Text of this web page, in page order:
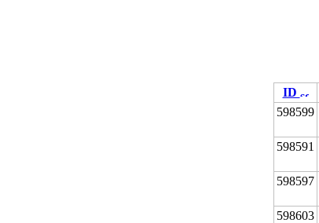
ID
598599
598591
598597
598603